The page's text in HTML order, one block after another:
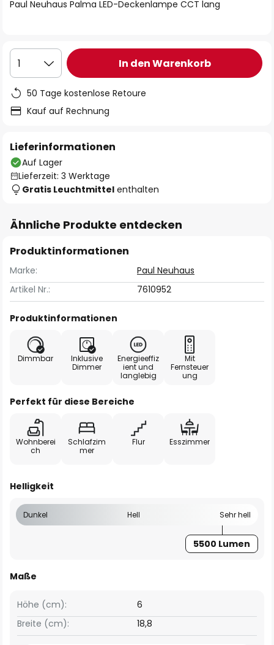
Paul Neuhaus Palma LED-Deckenlampe CCT lang
1 In den Warenkorb
50 Tage kostenlose Retoure
Kauf auf Rechnung
Lieferinformationen
Auf Lager
Lieferzeit: 3 Werktage
Gratis Leuchtmittel enthalten
Ähnliche Produkte entdecken
Produktinformationen
Marke:
Paul Neuhaus
Artikel Nr.:
7610952
Produktinformationen
Dimmbar
Inklusive
Dimmer
Energieeffiz
ient und
langlebig
Mit
Fernsteuer
ung
Perfekt für diese Bereiche
Wohnberei
ch
Schlafzim
mer
Flur Esszimmer
Helligkeit
Dunkel Hell Sehr hell
5500 Lumen
Maße
Breite (cm): 18,8
Höhe (cm): 6